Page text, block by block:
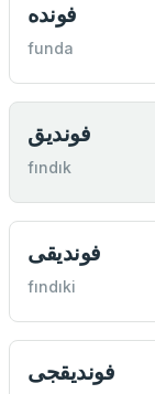
فونده
funda
فونديق
fındık
فونديقی
fındıki
فونديقجی